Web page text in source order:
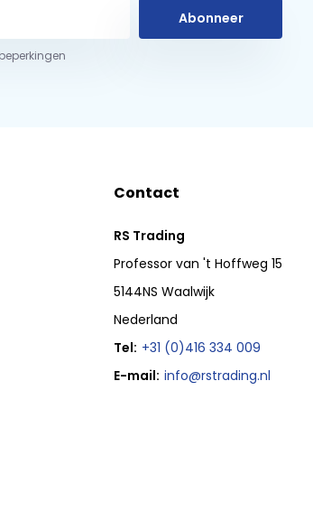
Abonneer
Contact
RS Trading
Professor van 't Hoffweg 15
5144NS Waalwijk
Nederland
Tel: +31 (0)416 334 009
E-mail: info@rstrading.nl